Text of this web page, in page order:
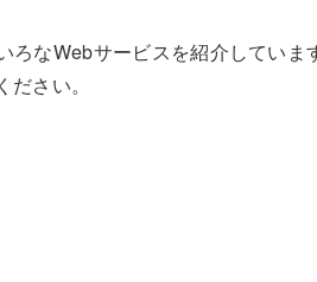
なWebサービスを紹介していま
さい。